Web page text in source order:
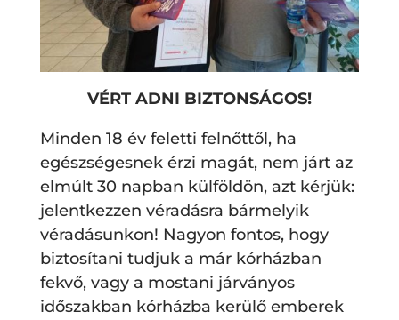
VÉRT ADNI BIZTONSÁGOS!
Minden 18 év feletti felnőttől, ha
egészségesnek érzi magát, nem járt az
elmúlt 30 napban külföldön, azt kérjük:
jelentkezzen véradásra bármelyik
véradásunkon! Nagyon fontos, hogy
biztosítani tudjuk a már kórházban
fekvő, vagy a mostani járványos
időszakban kórházba kerülő emberek